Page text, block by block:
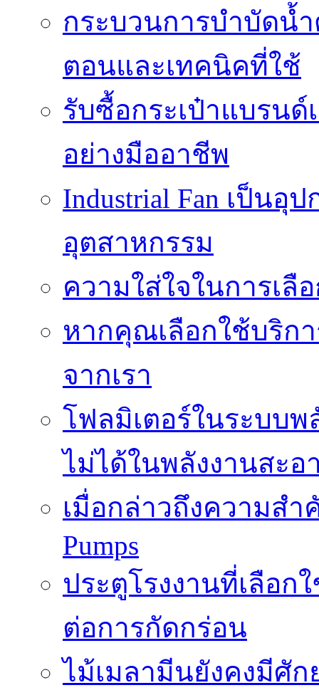
กระบวนการบำบัดน้
ตอนและเทคนิคที่ใช้
รับซื้อกระเป๋าแบรนด์
อย่างมืออาชีพ
Industrial Fan เป็น
อุตสาหกรรม
ความใส่ใจในการเ
หากคุณเลือกใช้บริก
จากเรา
โฟลมิเตอร์ในระบบ
ไม่ได้ในพลังงานสะอ
เมื่อกล่าวถึงความสำ
Pumps
ประตูโรงงานที่เลือ
ต่อการกัดกร่อน
ไม้เมลามีนยังคงมีศั